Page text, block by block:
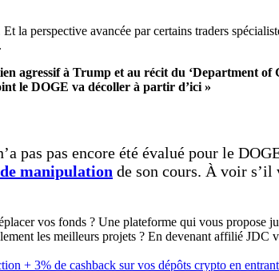
Et la perspective avancée par certains traders
agressif à Trump et au récit du ‘Department
le DOGE va décoller à partir d’ici »
pas pas encore été évalué pour le
manipulation de son cours. À voir
vos fonds ? Une plateforme qui vous propose
les meilleurs projets ? En devenant affilié JDC